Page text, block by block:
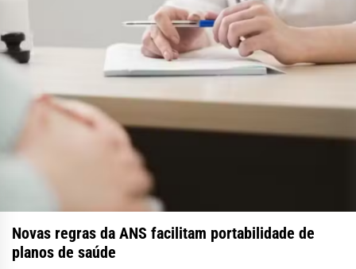
Novas regras da ANS facilitam portabilidade de
planos de saúde